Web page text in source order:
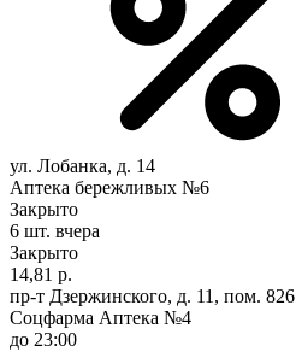
ул. Лобанка, д. 14
Аптека бережливых №6
Закрыто
6 шт. вчера
Закрыто
14,81 р.
пр-т Дзержинского, д. 11, пом. 826
Соцфарма Аптека №4
до 23:00